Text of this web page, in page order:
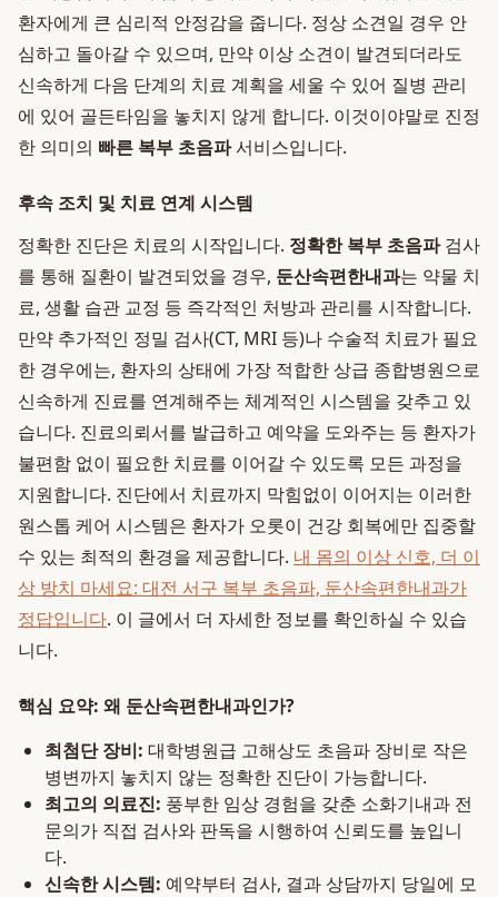
환자에게 큰 심리적 안정감을 줍니다. 정상 소견일 경우 안
심하고 돌아갈 수 있으며, 만약 이상 소견이 발견되더라도
신속하게 다음 단계의 치료 계획을 세울 수 있어 질병 관리
에 있어 골든타임을 놓치지 않게 합니다. 이것이야말로 진정
한 의미의 빠른 복부 초음파서비스입니다.
후속 조치 및 치료 연계 시스템
정확한 진단은 치료의 시작입니다. 정확한 복부 초음파검사
를 통해 질환이 발견되었을 경우, 둔산속편한내과는 약물 치
료, 생활 습관 교정 등 즉각적인 처방과 관리를 시작합니다.
만약 추가적인 정밀 검사(CT, MRI 등)나 수술적 치료가 필요
한 경우에는, 환자의 상태에 가장 적합한 상급 종합병원으로
신속하게 진료를 연계해주는 체계적인 시스템을 갖추고 있
습니다. 진료의뢰서를 발급하고 예약을 도와주는 등 환자가
불편함 없이 필요한 치료를 이어갈 수 있도록 모든 과정을
지원합니다. 진단에서 치료까지 막힘없이 이어지는 이러한
원스톱 케어 시스템은 환자가 오롯이 건강 회복에만 집중할
수 있는 최적의 환경을 제공합니다. 내 몸의 이상 신호, 더 이
상 방치 마세요: 대전 서구 복부 초음파, 둔산속편한내과가
정답입니다. 이 글에서 더 자세한 정보를 확인하실 수 있습
니다.
핵심 요약: 왜 둔산속편한내과인가?
최첨단 장비: 대학병원급 고해상도 초음파 장비로 작은
병변까지 놓치지 않는 정확한 진단이 가능합니다.
최고의 의료진: 풍부한 임상 경험을 갖춘 소화기내과 전
문의가 직접 검사와 판독을 시행하여 신뢰도를 높입니
다.
신속한 시스템: 예약부터 검사, 결과 상담까지 당일에 모